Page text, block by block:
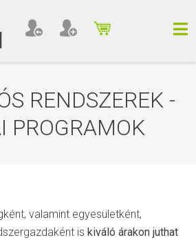
RENDSZEREK -
PROGRAMOK
valamint egyesületként,
is kiváló árakon juthat